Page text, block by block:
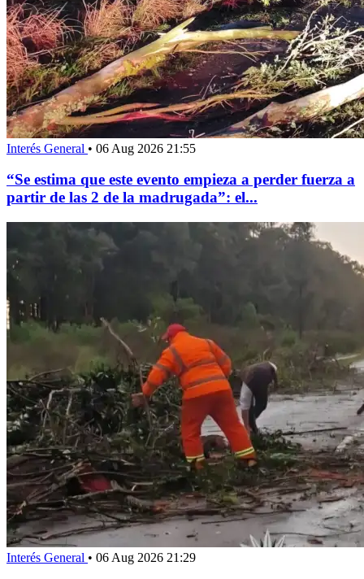
Interés General • 06 Aug 2026 21:55
“Se estima que este evento empieza a perder fuerza a
partir de las 2 de la madrugada”: el...
Interés General • 06 Aug 2026 21:29